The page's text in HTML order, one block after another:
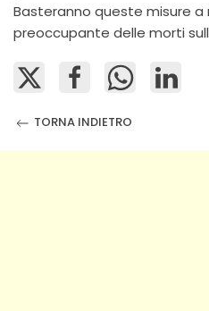
Basteranno queste misure a
preoccupante delle morti
TORNA INDIETRO